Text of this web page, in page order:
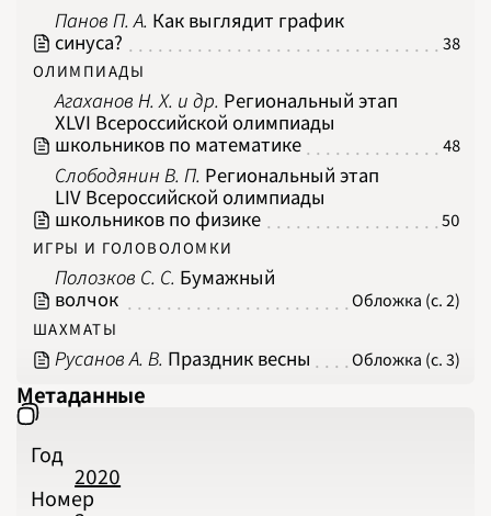
Панов П. А. Как выглядит график
синуса?
38
ОЛИМПИАДЫ
Агаханов Н. Х. и др. Региональный этап
XLVI Всероссийской олимпиады
школьников по математике
48
Слободянин В. П. Региональный этап
LIV Всероссийской олимпиады
школьников по физике
50
ИГРЫ И ГОЛОВОЛОМКИ
Полозков С. С. Бумажный
волчок
Обложка (с. 2)
ШАХМАТЫ
Русанов А. В. Праздник весны Обложка (с. 3)
Метаданные
Год
2020
Номер